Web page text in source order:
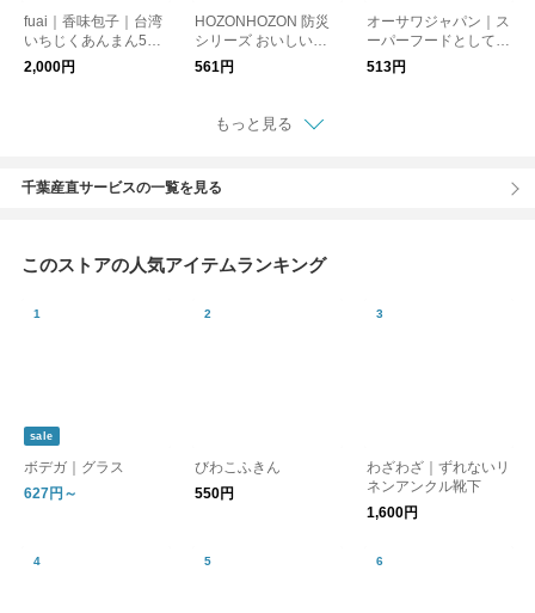
fuai｜香味包子｜台湾
いちじくあんまん5個
入り【冷凍クール便】
2,000円
HOZONHOZON 防災
シリーズ おいしいご
はん 長期保存対応食
561円
オーサワジャパン｜ス
ーパーフードとして注
目の有機クコの実
513円
もっと見る
千葉産直サービスの一覧を見る
このストアの人気アイテムランキング
sale
ボデガ｜グラス
627円～
びわこふきん
550円
わざわざ｜ずれないリ
ネンアンクル靴下
1,600円